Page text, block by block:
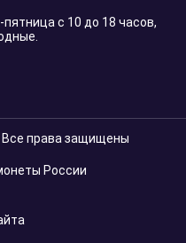
с 10 до 18 часов,
права защищены
России